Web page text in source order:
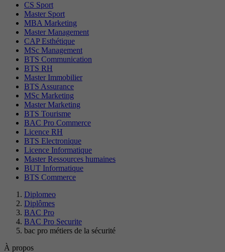
CS Sport
Master Sport
MBA Marketing
Master Management
CAP Esthétique
MSc Management
BTS Communication
BTS RH
Master Immobilier
BTS Assurance
MSc Marketing
Master Marketing
BTS Tourisme
BAC Pro Commerce
Licence RH
BTS Electronique
Licence Informatique
Master Ressources humaines
BUT Informatique
BTS Commerce
Diplomeo
Diplômes
BAC Pro
BAC Pro Securite
bac pro métiers de la sécurité
À propos